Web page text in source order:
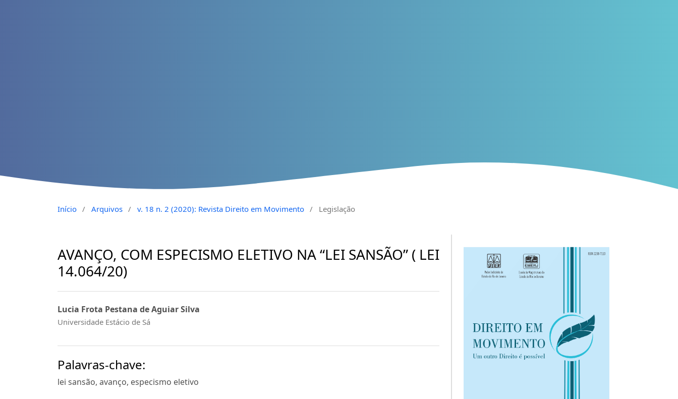
Início / Arquivos / v. 18 n. 2 (2020): Revista Direito em Movimento / Legislação
AVANÇO, COM ESPECISMO ELETIVO NA “LEI SANSÃO” ( LEI
14.064/20)
Lucia Frota Pestana de Aguiar Silva
Universidade Estácio de Sá
Palavras-chave:
lei sansão, avanço, especismo eletivo